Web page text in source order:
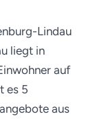
Lindau
liegt in
auf
es 5
aus